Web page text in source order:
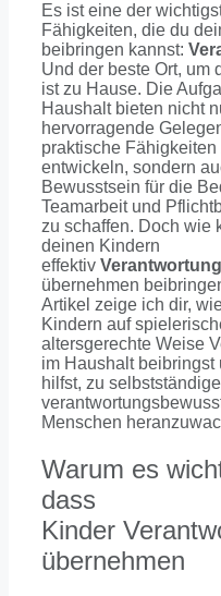
Es ist eine der
Fähigkeiten, die du
beibringen kannst:
Und der beste Ort, um
ist zu Hause. Die
Haushalt bieten nicht
hervorragende
praktische Fähigkeiten
entwickeln, sondern
Bewusstsein für die
Teamarbeit und
zu schaffen. Doch wie
deinen Kindern
effektiv Verantwortung
übernehmen
Artikel zeige ich dir,
Kindern auf
altersgerechte Weise
im Haushalt beibringst
hilfst, zu
Menschen
Warum es
dass
Kinder
übernehmen